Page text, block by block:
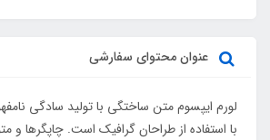
عنوان محتوای سفارشی
لورم ایپسوم متن ساختگی با تولید سادگی
با استفاده از طراحان گرافیک است. چاپگرها و